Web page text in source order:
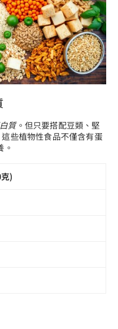
質。但只要搭配豆類、堅
些植物性食品不僅含有蛋
。
)